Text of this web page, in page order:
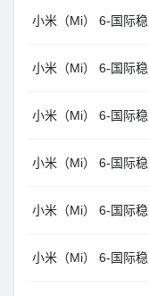
小米（Mi） 6-国际
小米（Mi） 6-国际
小米（Mi） 6-国际
小米（Mi） 6-国际
小米（Mi） 6-国际
小米（Mi） 6-国际